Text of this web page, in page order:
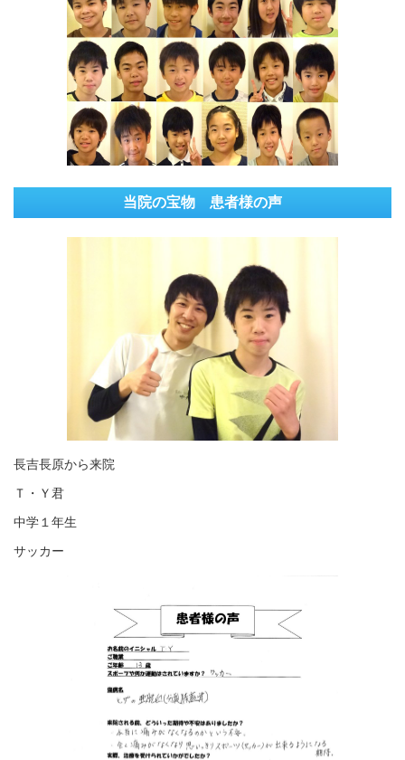
当院の宝物 患者様の声
長吉長原から来院
Ｔ・Ｙ君
中学１年生
サッカー